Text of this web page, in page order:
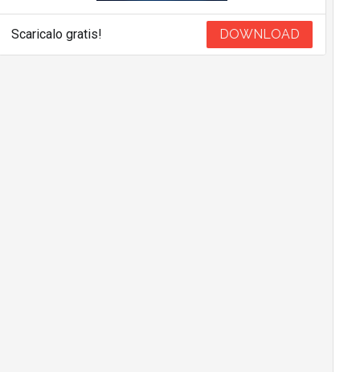
Scaricalo gratis! DOWNLOAD